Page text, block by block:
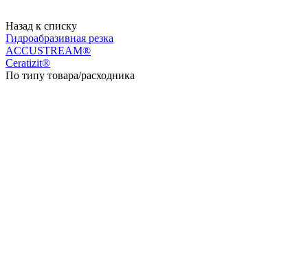
Назад к списку
Гидроабразивная резка
ACCUSTREAM®
Ceratizit®
По типу товара/расходника